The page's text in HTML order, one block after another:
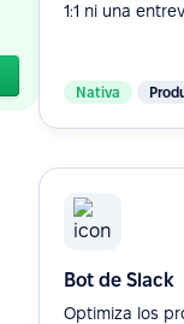
1:1 ni una
Nativa
Bot de Slack
Optimiza los